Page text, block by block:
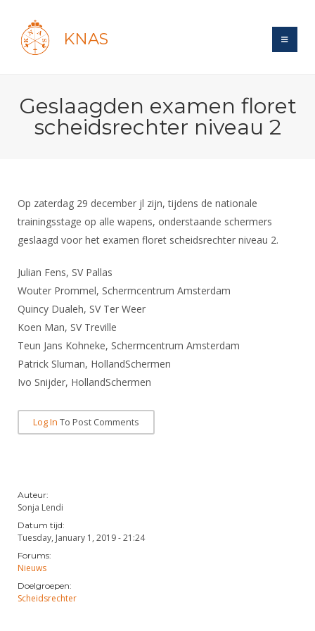
KNAS
Login
Forums
Maandelijks archief
Website
Gebruiksvoorwaarden
Bond
Bond
Tarieven
Reglementen
Sponsors en Partners
Organisatie
Bestuur
Commissies
Leden van Verdiensten
Bondsbureau
Medewerkers
Samenwerking
Formulieren
Schermen
Recreatiesport
Veteranen
Lichtzwaardschermen
Wedstrijdsport
Ranglijsten
Inschrijven
Reglementen
Materiaal
Schermpaspoort
Wedstrijdkalender
KNAS Keurmerk
NK's
JEC
Wat is topsport
Nieuws
Oranje
FBT
SBT
Atletencommissie
Internationale aanmeldingen
Informatie
Voor de jeugd
Ouders en vereniging
Jeugdkampen
Voor coaches en leraren
Nationale opleidingen
Leraar
Voor scheidsrechters
Nieuws
Scheidsrechterslijst
Forums
Forums
Schermforum
Zoek Vereniging
NK organiseren
Geslaagden examen floret
scheidsrechter niveau 2
Op zaterdag 29 december jl zijn, tijdens de nationale
trainingsstage op alle wapens, onderstaande schermers
geslaagd voor het examen floret scheidsrechter niveau 2.
Julian Fens, SV Pallas
Wouter Prommel, Schermcentrum Amsterdam
Quincy Dualeh, SV Ter Weer
Koen Man, SV Treville
Teun Jans Kohneke, Schermcentrum Amsterdam
Patrick Sluman, HollandSchermen
Ivo Snijder, HollandSchermen
Log In To Post Comments
Auteur:
Sonja Lendi
Datum tijd:
Tuesday, January 1, 2019 - 21:24
Forums:
Nieuws
Doelgroepen:
Scheidsrechter